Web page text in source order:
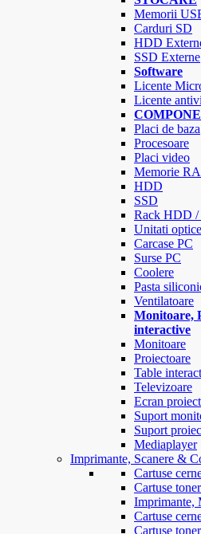
Memorii
Carduri SD
HDD
SSD Externe
Software
Licente
Licente
Placi de baza
Procesoare
Placi video
Memorie
HDD
SSD
Rack HDD /
Unitati optice
Carcase PC
Surse PC
Coolere
Pasta
Ventilatoare
Monitoare,
interactive
Monitoare
Proiectoare
Table
Televizoare
Ecran
Suport
Suport
Mediaplayer
Imprimante, Scanere &
Cartuse
Cartuse
Imprimante,
Cartuse
Cartuse